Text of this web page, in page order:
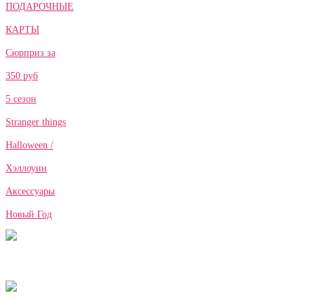
ПОДАРОЧНЫЕ
КАРТЫ
Сюрприз за
350 руб
5 сезон
Stranger things
Halloween /
Хэллоуин
Аксессуары
Новый Год